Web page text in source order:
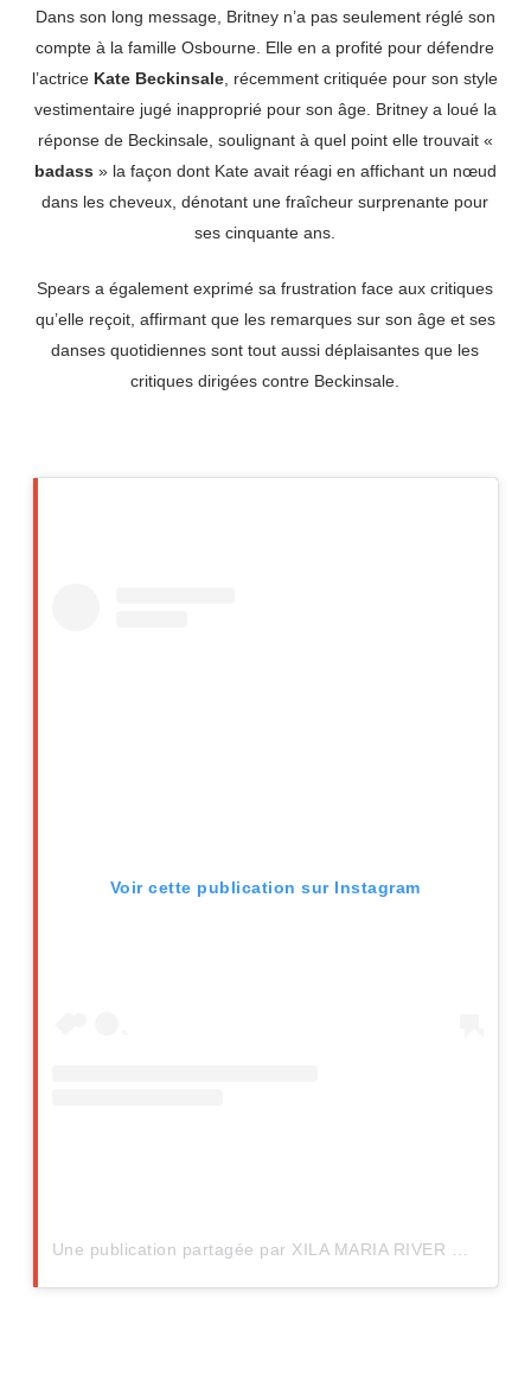
Dans son long message, Britney n’a pas seulement réglé son
compte à la famille Osbourne. Elle en a profité pour défendre
l’actrice Kate Beckinsale , récemment critiquée pour son style
vestimentaire jugé inapproprié pour son âge. Britney a loué la
réponse de Beckinsale, soulignant à quel point elle trouvait «
badass » la façon dont Kate avait réagi en affichant un nœud
dans les cheveux, dénotant une fraîcheur surprenante pour
ses cinquante ans.
Spears a également exprimé sa frustration face aux critiques
qu’elle reçoit, affirmant que les remarques sur son âge et ses
danses quotidiennes sont tout aussi déplaisantes que les
critiques dirigées contre Beckinsale.
Voir cette publication sur Instagram